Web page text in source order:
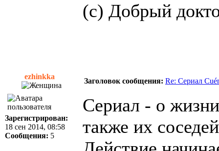
(с) Добрый
ezhinkka
Заголовок сообщения: Re: Сериал
Зарегистрирован:
18 сен 2014, 08:58
Сообщения: 5
Сериал - о
также их